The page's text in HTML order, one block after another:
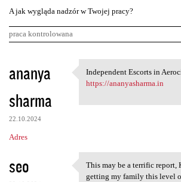
A jak wygląda nadzór w Twojej pracy?
praca kontrolowana
K
o
m
e
n
a
ananya
sharma
22.10.2024
Adres
Independent Escorts in
Independent Escorts in
https://ananyasharma.in
seo This may be a terrific
This may be a terrific report,
getting my family this level